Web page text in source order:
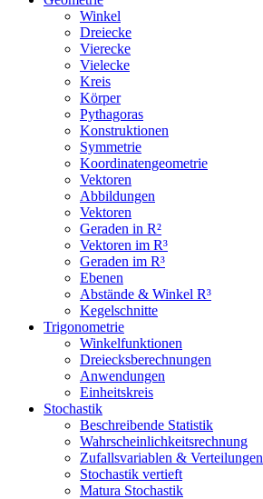
Winkel
Dreiecke
Vierecke
Vielecke
Kreis
Körper
Pythagoras
Konstruktionen
Symmetrie
Koordinatengeometrie
Vektoren
Abbildungen
Vektoren
Geraden in R²
Vektoren im R³
Geraden im R³
Ebenen
Abstände & Winkel R³
Kegelschnitte
Trigonometrie
Winkelfunktionen
Dreiecksberechnungen
Anwendungen
Einheitskreis
Stochastik
Beschreibende Statistik
Wahrscheinlichkeitsrechnung
Zufallsvariablen & Verteilungen
Stochastik vertieft
Matura Stochastik